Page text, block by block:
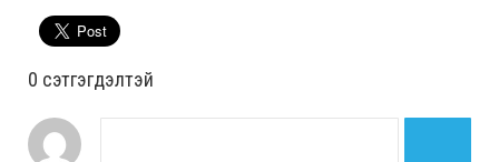
0 cэтгэгдэлтэй